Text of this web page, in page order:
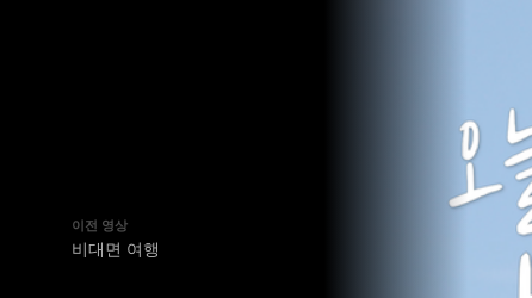
이전 영상
비대면 여행